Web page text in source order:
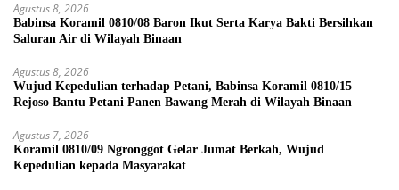
Agustus 8, 2026
Babinsa Koramil 0810/08 Baron Ikut Serta Karya Bakti Bersihkan
Saluran Air di Wilayah Binaan
Agustus 8, 2026
Wujud Kepedulian terhadap Petani, Babinsa Koramil 0810/15
Rejoso Bantu Petani Panen Bawang Merah di Wilayah Binaan
Agustus 7, 2026
Koramil 0810/09 Ngronggot Gelar Jumat Berkah, Wujud
Kepedulian kepada Masyarakat